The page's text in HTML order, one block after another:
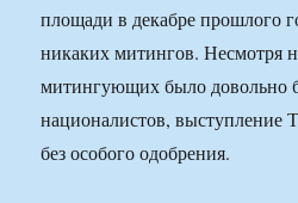
площади в декабре прошлого
никаких митингов. Несмотря
митингующих было довольно
националистов, выступление
без особого одобрения.